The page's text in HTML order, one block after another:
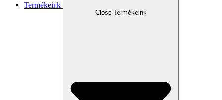
Termékeink
Close Termékeink